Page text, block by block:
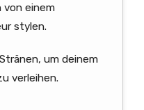
von einem
stylen.
um deinem
verleihen.